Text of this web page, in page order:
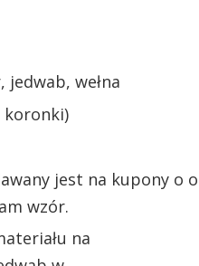
wełna
koronki)
jest na kupony o
wzór.